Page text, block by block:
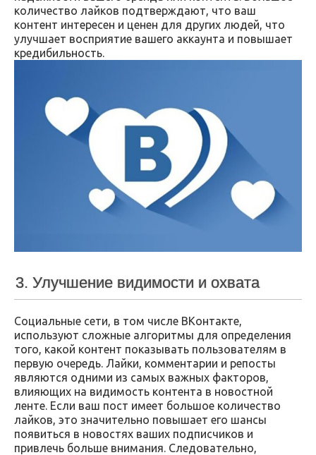
количество лайков подтверждают, что ваш
контент интересен и ценен для других людей, что
улучшает восприятие вашего аккаунта и повышает
кредибильность.
3. Улучшение видимости и охвата
Социальные сети, в том числе ВКонтакте,
используют сложные алгоритмы для определения
того, какой контент показывать пользователям в
первую очередь. Лайки, комментарии и репосты
являются одними из самых важных факторов,
влияющих на видимость контента в новостной
ленте. Если ваш пост имеет большое количество
лайков, это значительно повышает его шансы
появиться в новостях ваших подписчиков и
привлечь больше внимания. Следовательно,